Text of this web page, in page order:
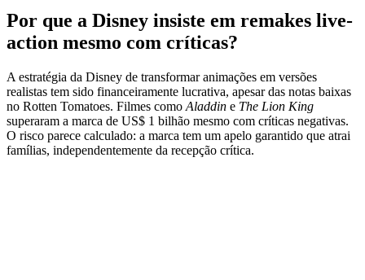
Por que a Disney insiste em remakes live-
action mesmo com críticas?
A estratégia da Disney de transformar animações em versões
realistas tem sido financeiramente lucrativa, apesar das notas baixas
no Rotten Tomatoes. Filmes como Aladdin e The Lion King
superaram a marca de US$ 1 bilhão mesmo com críticas negativas.
O risco parece calculado: a marca tem um apelo garantido que atrai
famílias, independentemente da recepção crítica.